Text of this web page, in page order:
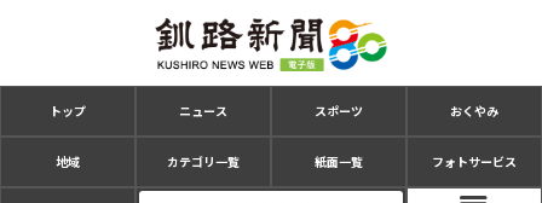
トップ ニュース スポーツ おくやみ
地域 カテゴリ一覧 紙面一覧 フォトサービス